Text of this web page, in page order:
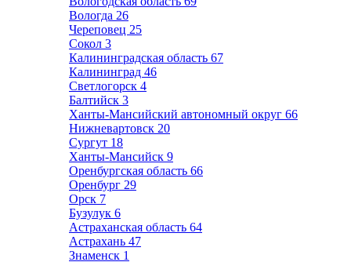
Вологда 26
Череповец 25
Сокол 3
Калининградская область 67
Калининград 46
Светлогорск 4
Балтийск 3
Ханты-Мансийский автономный округ 66
Нижневартовск 20
Сургут 18
Ханты-Мансийск 9
Оренбургская область 66
Оренбург 29
Орск 7
Бузулук 6
Астраханская область 64
Астрахань 47
Знаменск 1